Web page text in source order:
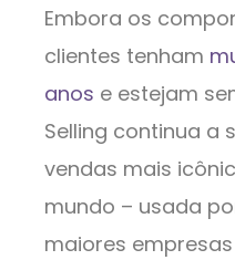
Embora os
clientes tenham
anos e estejam
Selling continua a
vendas mais
mundo – usada
maiores